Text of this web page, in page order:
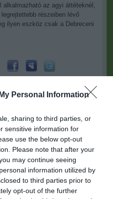
Personal Information
sharing to third parties, or
sensitive information for
use the below opt-out
Please note that after your
may continue seeing
information utilized by
to third parties prior to
opt-out of the further
az agyi áttéteknél,
részeiben lévő
ilyen eszköz csak a Debreceni
nem tudja befolyásolni
jogainak és jó hírnevének